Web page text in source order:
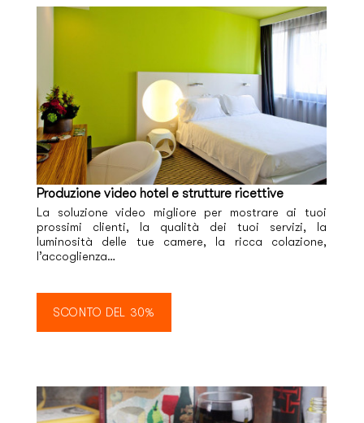
Produzione video hotel e strutture ricettive
La soluzione video migliore per mostrare ai tuoi
prossimi clienti, la qualità dei tuoi servizi, la
luminosità delle tue camere, la ricca colazione,
l’accoglienza…
SCONTO DEL 30%